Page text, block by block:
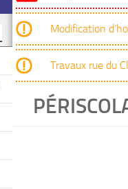
Modification
Travaux rue du